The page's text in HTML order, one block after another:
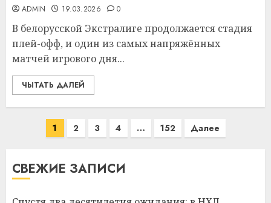
ADMIN 19.03.2026 0
В белорусской Экстралиге продолжается стадия
плей-офф, и один из самых напряжённых
матчей игрового дня...
ЧЫТАТЬ ДАЛЕЙ
Пагинация
1 2 3 4 … 152 Далее
СВЕЖИЕ ЗАПИСИ